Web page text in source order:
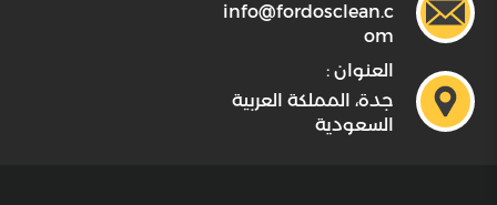
info@fordosclean.c
om
العنوان :
جدة، المملكة العربية
السعودية